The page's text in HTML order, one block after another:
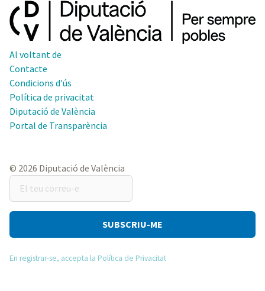
Al voltant de
Contacte
Condicions d'ús
Política de privacitat
Diputació de València
Portal de Transparència
© 2026 Diputació de València
El
teu
correu-
En registrar-se, accepta la Política de Privacitat